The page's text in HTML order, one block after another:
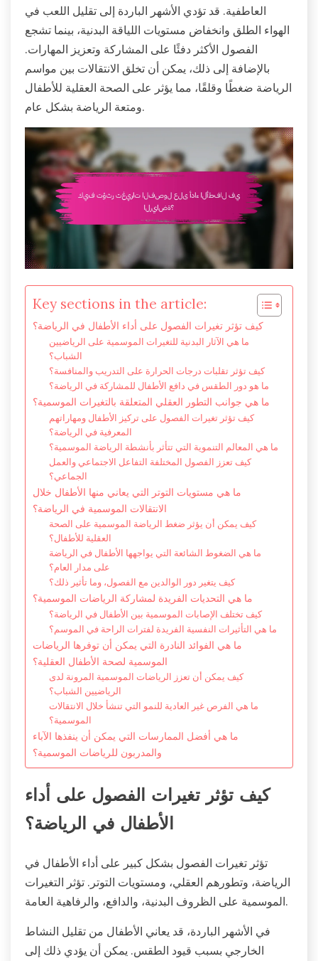
العاطفية. قد تؤدي الأشهر الباردة إلى تقليل اللعب في
الهواء الطلق وانخفاض مستويات اللياقة البدنية، بينما تشجع
الفصول الأكثر دفئًا على المشاركة وتعزيز المهارات.
بالإضافة إلى ذلك، يمكن أن تخلق الانتقالات بين مواسم
الرياضة ضغطًا وقلقًا، مما يؤثر على الصحة العقلية للأطفال
ومتعة الرياضة بشكل عام.
Key sections in the article:
كيف تؤثر تغيرات الفصول على أداء الأطفال في الرياضة؟
ما هي الآثار البدنية للتغيرات الموسمية على الرياضيين
الشباب؟
كيف تؤثر تقلبات درجات الحرارة على التدريب والمنافسة؟
ما هو دور الطقس في دافع الأطفال للمشاركة في الرياضة؟
ما هي جوانب التطور العقلي المتعلقة بالتغيرات الموسمية؟
كيف تؤثر تغيرات الفصول على تركيز الأطفال ومهاراتهم
المعرفية في الرياضة؟
ما هي المعالم التنموية التي تتأثر بأنشطة الرياضة الموسمية؟
كيف تعزز الفصول المختلفة التفاعل الاجتماعي والعمل
الجماعي؟
ما هي مستويات التوتر التي يعاني منها الأطفال خلال
الانتقالات الموسمية في الرياضة؟
كيف يمكن أن يؤثر ضغط الرياضة الموسمية على الصحة
العقلية للأطفال؟
ما هي الضغوط الشائعة التي يواجهها الأطفال في الرياضة
على مدار العام؟
كيف يتغير دور الوالدين مع الفصول، وما تأثير ذلك؟
ما هي التحديات الفريدة لمشاركة الرياضات الموسمية؟
كيف تختلف الإصابات الموسمية بين الأطفال في الرياضة؟
ما هي التأثيرات النفسية الفريدة لفترات الراحة في الموسم؟
ما هي الفوائد النادرة التي يمكن أن توفرها الرياضات
الموسمية لصحة الأطفال العقلية؟
كيف يمكن أن تعزز الرياضات الموسمية المرونة لدى
الرياضيين الشباب؟
ما هي الفرص غير العادية للنمو التي تنشأ خلال الانتقالات
الموسمية؟
ما هي أفضل الممارسات التي يمكن أن ينفذها الآباء
والمدربون للرياضات الموسمية؟
كيف تؤثر تغيرات الفصول على أداء
الأطفال في الرياضة؟
تؤثر تغيرات الفصول بشكل كبير على أداء الأطفال في
الرياضة، وتطورهم العقلي، ومستويات التوتر. تؤثر التغيرات
الموسمية على الظروف البدنية، والدافع، والرفاهية العامة.
في الأشهر الباردة، قد يعاني الأطفال من تقليل النشاط
الخارجي بسبب قيود الطقس. يمكن أن يؤدي ذلك إلى